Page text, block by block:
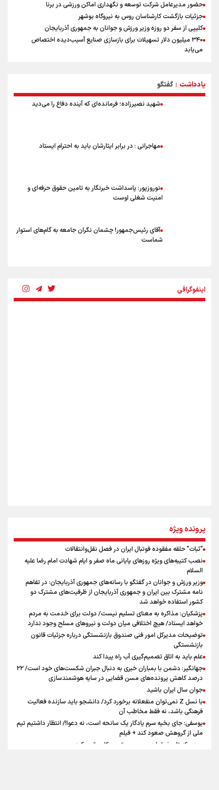
حضور مدیرعامل شرکت توسعه و نگهداری اماکن ورزشی در برنا
جزئیات بازگشت کارشناسان روس به نیروگاه بوشهر
کلیپی از سفر دو روزه وزیر ورزش و جوانان به جمهوری آذربایجان
۳۴۰ میلیون دلار تسهیلات برای بازسازی صنایع آسیب‌دیده اختصاص
می‌یابد
استقبال ۳ هزار جوان از کارگاه‌های مهارت‌آموزی در ۲۵۰ شهرستان کشور
شوک بزرگ برای لیونل مسی!
سخنگوی سپاه: بازگشایی تنگۀ هرمز منوط به پذیرش شروط ایران از سوی
ورود مواد آلاینده به منابع آب از نگرانی‌های جدی دوران جنگ است/ خطر از
دست رفتن باروری خاک
یادداشت | گفتگو
شهید نصیرزاده؛ فرمانده‌ای که آینده دفاع را می‌دید
مهاجرانی : در برابر ایثارشان باید به احترام ایستاد
نوروزپور: پاسداشت خبرنگار به تامین حقوق حرفه‌ای و
امنیت شغلی اوست
آقای رئیس‌جمهور! چشمان نگران جامعه به گام‌های استوار
شماست
جمله‌ای که بغض چهارماهه را شکست؛ «آهای مردم، آقا از
تهران رفتند»
سه حسرتی که به دلم ماند
اینفوگرافی
اینفو برنا/ میزان مالیات بر ارزش افزوده چقدر است؟
اینفو برنا / ۴ مسیر اصلی پیاده روی اربعین در عراق
پرونده ویژه
"ثبات" حلقه مفقوده فوتبال ایران در فصل نقل‌وانتقالات
نصب کتیبه‌های ویژه روزهای پایانی ماه صفر و ایام شهادت امام رضا علیه
السلام
وزیر ورزش و جوانان در گفتگو با رسانه‌های جمهوری آذربایجان: در تفاهم
نامه مشترک بین ایران و جمهوری آذربایجان از ظرفیت‌های مشترک دو
کشور استفاده خواهد شد
پزشکیان: مذاکره به معنای تسلیم نیست/ دولت برای خدمت به مردم
خواهد ایستاد/ هیچ اختلافی میان دولت و نیروهای مسلح وجود ندارد
توضیحات مدیرکل امور فنی صندوق بازنشستگی درباره جزئیات قانون
بازنشستگی
علم باید به اتاق تصمیم‌گیری آب راه پیدا کند
جهانگیر: دشمن با بمباران خبری به دنبال جبران شکست‌های خود است/ ۲۲
درصد کاهش پرونده‌های مسن قضایی در سایه هوشمندسازی
جوان سال ایران باشید
با نسل Z نمی‌توان منفعلانه برخورد کرد/ دانشجو باید سازنده فعالیت
فرهنگی باشد، نه فقط مخاطب آن
یوسفی: جای بخیه سرم یادگار یک سانحه است، نه دعوا!/ انتظار داشتیم تیم
ملی از گروهش صعود کند + فیلم
مردی که تاریخ را با دوربین و موتورسیکلت ثبت کرد